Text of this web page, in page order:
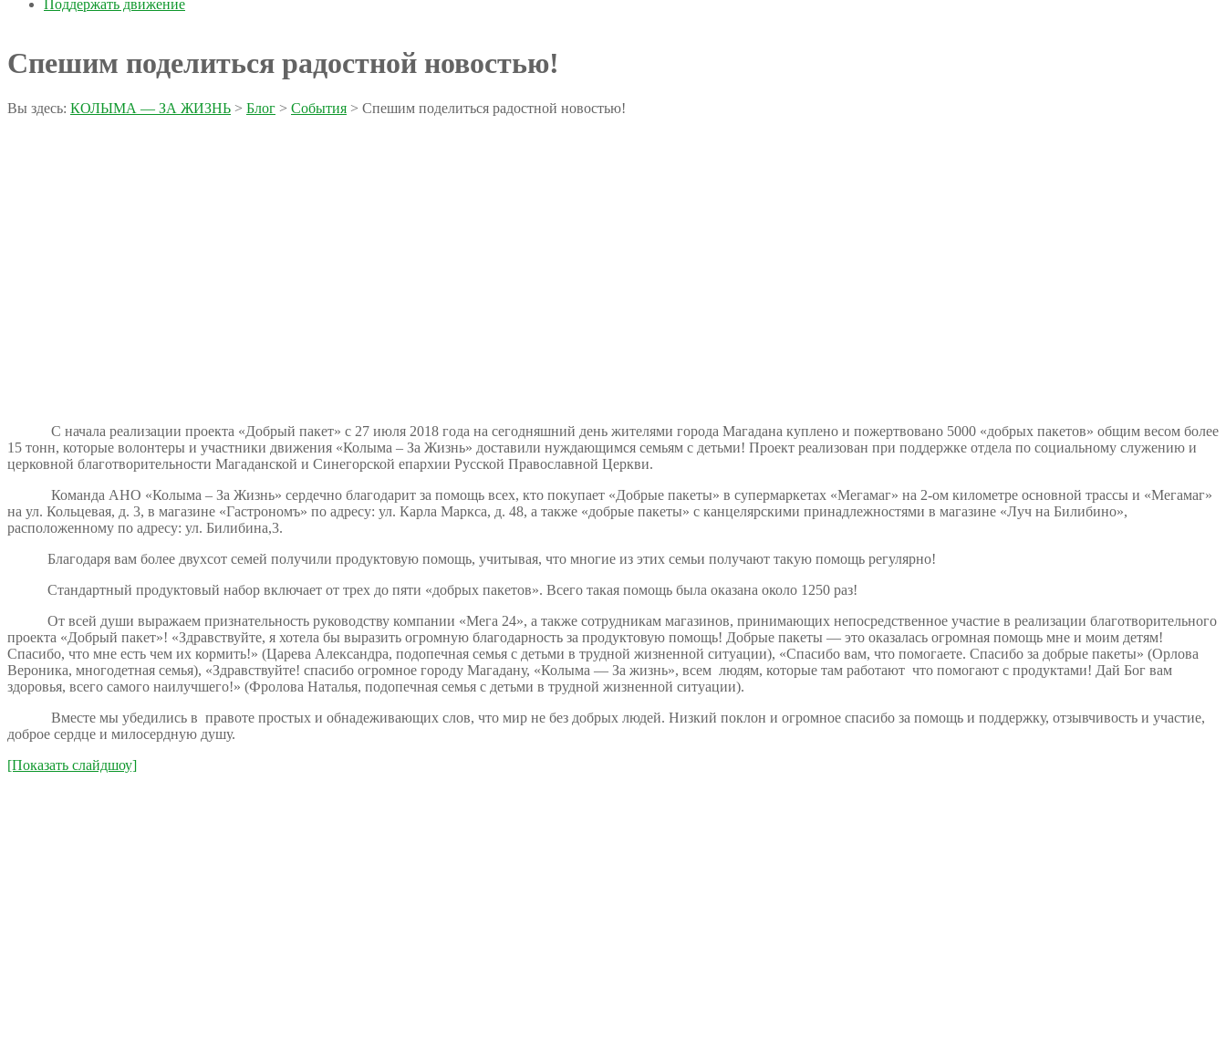
Поддержать движение
Спешим поделиться радостной новостью!
Вы здесь: КОЛЫМА — ЗА ЖИЗНЬ > Блог > События > Спешим поделиться радостной новостью!
С начала реализации проекта «Добрый пакет» с 27 июля 2018 года на сегодняшний день жителями города Магадана куплено и пожертвовано 5000 «добрых пакетов» общим весом более
15 тонн, которые волонтеры и участники движения «Колыма – За Жизнь» доставили нуждающимся семьям с детьми! Проект реализован при поддержке отдела по социальному служению и
церковной благотворительности Магаданской и Синегорской епархии Русской Православной Церкви.
Команда АНО «Колыма – За Жизнь» сердечно благодарит за помощь всех, кто покупает «Добрые пакеты» в супермаркетах «Мегамаг» на 2-ом километре основной трассы и «Мегамаг»
на ул. Кольцевая, д. 3, в магазине «Гастрономъ» по адресу: ул. Карла Маркса, д. 48, а также «добрые пакеты» с канцелярскими принадлежностями в магазине «Луч на Билибино»,
расположенному по адресу: ул. Билибина,3.
Благодаря вам более двухсот семей получили продуктовую помощь, учитывая, что многие из этих семьи получают такую помощь регулярно!
Стандартный продуктовый набор включает от трех до пяти «добрых пакетов». Всего такая помощь была оказана около 1250 раз!
От всей души выражаем признательность руководству компании «Мега 24», а также сотрудникам магазинов, принимающих непосредственное участие в реализации благотворительного
проекта «Добрый пакет»! «Здравствуйте, я хотела бы выразить огромную благодарность за продуктовую помощь! Добрые пакеты — это оказалась огромная помощь мне и моим детям!
Спасибо, что мне есть чем их кормить!» (Царева Александра, подопечная семья с детьми в трудной жизненной ситуации), «Спасибо вам, что помогаете. Спасибо за добрые пакеты» (Орлова
Вероника, многодетная семья), «Здравствуйте! спасибо огромное городу Магадану, «Колыма — За жизнь», всем людям, которые там работают что помогают с продуктами! Дай Бог вам
здоровья, всего самого наилучшего!» (Фролова Наталья, подопечная семья с детьми в трудной жизненной ситуации).
Вместе мы убедились в правоте простых и обнадеживающих слов, что мир не без добрых людей. Низкий поклон и огромное спасибо за помощь и поддержку, отзывчивость и участие,
доброе сердце и милосердную душу.
[Показать слайдшоу]